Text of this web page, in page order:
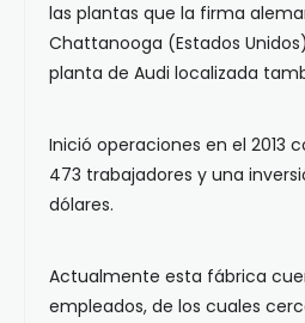
las plantas que la firma
Chattanooga (Estados
planta de Audi localizada
Inició operaciones en el 2013
473 trabajadores y una
dólares.
Actualmente esta fábrica
empleados, de los cuales